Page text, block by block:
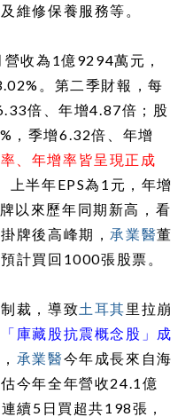
維修保養服務等。
營收為 1億9294萬元，
。第二季財報，每
倍、年增4.87倍；股
，季增6.32倍、年增
、年增率皆呈現正成
上半年EPS為 1 元，年增
以來歷年同期新高，看
牌後高峰期， 承業醫董
計買回 1000張股票。
裁，導致土耳其里拉崩
「庫藏股抗震概念股」成
承業醫今年成長來自海
今年全年營收24.1 億
續5 日買超共198張，